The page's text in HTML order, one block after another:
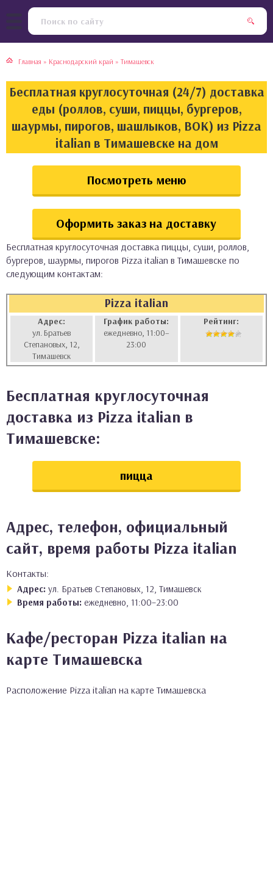
Главная » Краснодарский край » Тимашевск
Бесплатная круглосуточная (24/7) доставка
еды (роллов, суши, пиццы, бургеров,
шаурмы, пирогов, шашлыков, ВОК) из Pizza
italian в Тимашевске на дом
Посмотреть меню
Оформить заказ на доставку
Бесплатная круглосуточная доставка пиццы, суши, роллов,
бургеров, шаурмы, пирогов Pizza italian в Тимашевске по
следующим контактам:
Pizza italian
Адрес:
ул. Братьев
Степановых, 12,
Тимашевск
График работы:
ежедневно, 11:00–
23:00
Рейтинг:
Бесплатная круглосуточная
доставка из Pizza italian в
Тимашевске:
пицца
Адрес, телефон, официальный
сайт, время работы Pizza italian
Контакты:
Адрес: ул. Братьев Степановых, 12, Тимашевск
Время работы: ежедневно, 11:00–23:00
Кафе/ресторан Pizza italian на
карте Тимашевска
Расположение Pizza italian на карте Тимашевска
кухня
кухня
кухня
кухня
булочки